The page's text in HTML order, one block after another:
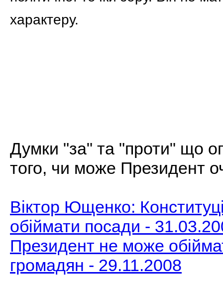
характеру.
Думки "за" та "проти" що
того, чи може Президент
Віктор Ющенко:
обіймати посади -
Президент не може
громадян - 29.11.2008